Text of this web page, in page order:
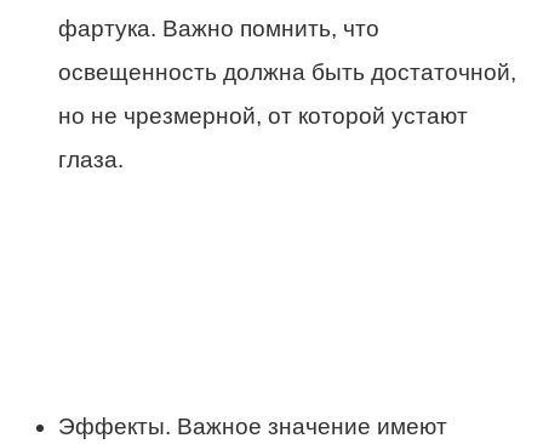
фартука. Важно помнить, что
освещенность должна быть достаточной,
но не чрезмерной, от которой устают
глаза.
Эффекты. Важное значение имеют